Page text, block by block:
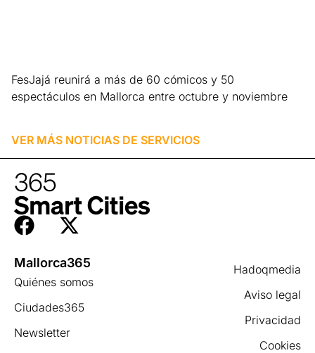
FesJajá reunirá a más de 60 cómicos y 50
espectáculos en Mallorca entre octubre y noviembre
VER MÁS NOTICIAS DE SERVICIOS
Hadoqmedia
Aviso legal
Privacidad
Cookies
Mallorca365
Quiénes somos
Ciudades365
Newsletter